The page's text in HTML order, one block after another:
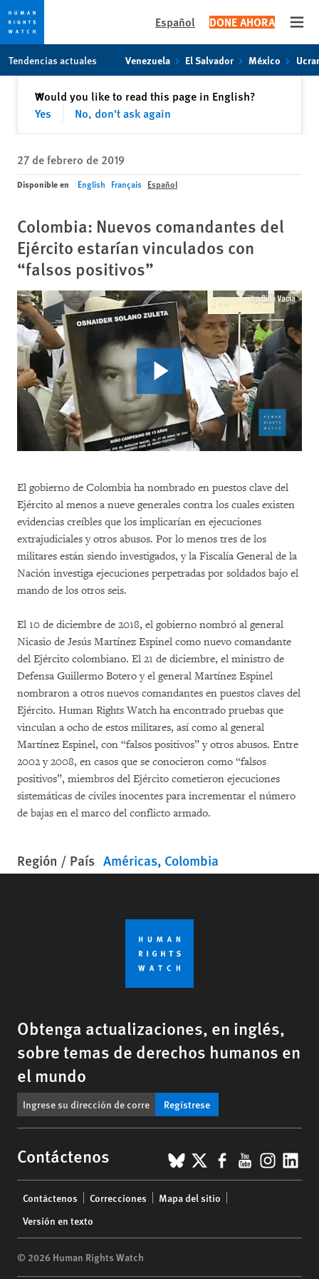
content
Español DONE AHORA
Tendencias actuales Venezuela El Salvador México
Would you like to read this page in English?
Yes
No, don't ask again
✕Cerrar
27 de febrero de 2019
Disponible en English Français Español
Colombia: Nuevos comandantes del
Ejército estarían vinculados con
“falsos positivos”
El gobierno de Colombia ha nombrado en puestos clave del
Ejército al menos a nueve generales contra los cuales existen
evidencias creíbles que los implicarían en ejecuciones
extrajudiciales y otros abusos. Por lo menos tres de los
militares están siendo investigados, y la Fiscalía General de la
Nación investiga ejecuciones perpetradas por soldados bajo el
mando de los otros seis.
El 10 de diciembre de 2018, el gobierno nombró al general
Nicasio de Jesús Martínez Espinel como nuevo comandante
del Ejército colombiano. El 21 de diciembre, el ministro de
Defensa Guillermo Botero y el general Martínez Espinel
nombraron a otros nuevos comandantes en puestos claves del
Ejército. Human Rights Watch ha encontrado pruebas que
vinculan a ocho de estos militares, así como al general
Martínez Espinel, con “falsos positivos” y otros abusos. Entre
2002 y 2008, en casos que se conocieron como “falsos
positivos”, miembros del Ejército cometieron ejecuciones
sistemáticas de civiles inocentes para incrementar el número
de bajas en el marco del conflicto armado.
Región / País Américas Colombia
Obtenga actualizaciones, en inglés,
sobre temas de derechos humanos en
el mundo
Regístrese
Contáctenos BlueSky
X Facebook
YouTube
menu
Contáctenos Correcciones
Mapa del sitio
Versión en texto
© 2026 Human Rights Watch